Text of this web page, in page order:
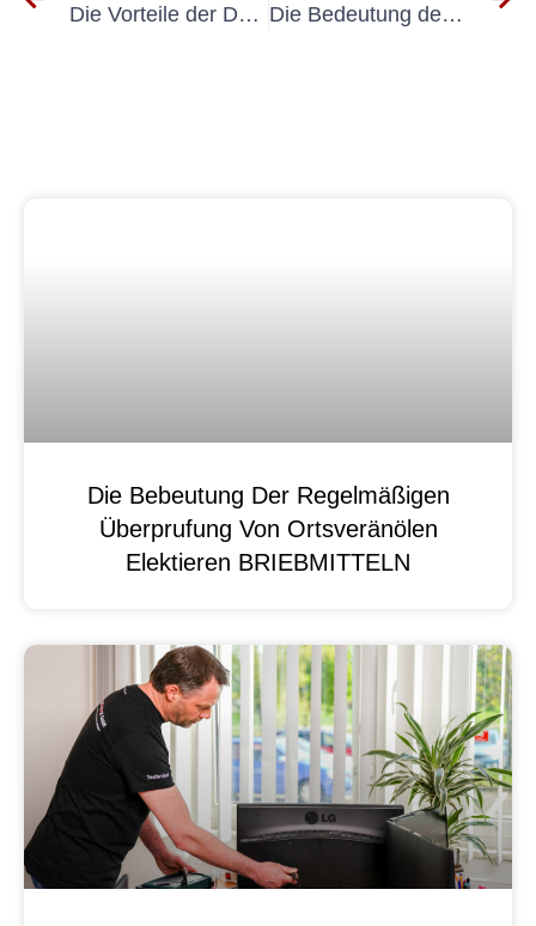
Die Vorteile der Durchführung von Prüfungen nach VDE 0701 und VDE 0702 in Ihrer Einrichtung Die Bedeutung der Elektroprüfung in der OP-Assistenz
Die Bebeutung Der Regelmäßigen
Überprufung Von Ortsveränölen
Elektieren BRIEBMITTELN